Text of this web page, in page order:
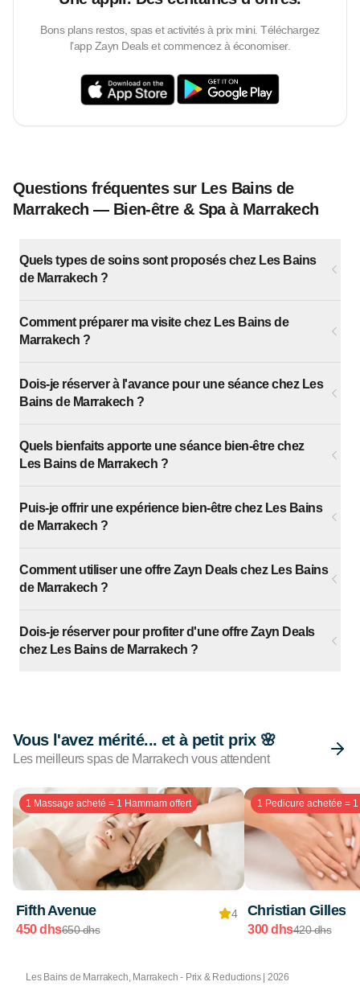
Bons plans restos, spas et activités à prix mini. Téléchargez
l’app Zayn Deals et commencez à économiser.
Questions fréquentes sur Les Bains de
Marrakech — Bien-être & Spa à Marrakech
Quels types de soins sont proposés chez Les Bains
de Marrakech ?
Comment préparer ma visite chez Les Bains de
Marrakech ?
Dois-je réserver à l'avance pour une séance chez Les
Bains de Marrakech ?
Quels bienfaits apporte une séance bien-être chez
Les Bains de Marrakech ?
Puis-je offrir une expérience bien-être chez Les Bains
de Marrakech ?
Comment utiliser une offre Zayn Deals chez Les Bains
de Marrakech ?
Dois-je réserver pour profiter d'une offre Zayn Deals
chez Les Bains de Marrakech ?
Vous l'avez mérité... et à petit prix 🌸
Les meilleurs spas de Marrakech vous attendent
1 Massage acheté = 1 Hammam offert
Fifth Avenue 4
450 dhs650 dhs
1 Pedicure achetée =
Christian Gilles
300 dhs420 dhs
Les Bains de Marrakech, Marrakech - Prix & Reductions | 2026